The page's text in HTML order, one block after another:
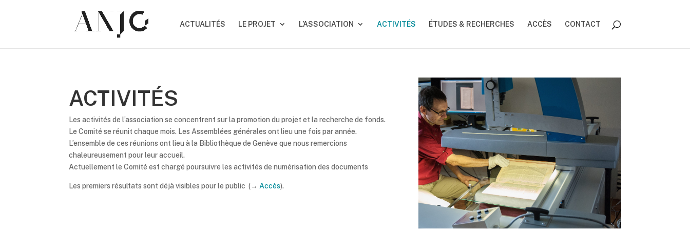
ACTUALITÉS LE PROJET L’ASSOCIATION ACTIVITÉS ÉTUDES & RECHERCHES ACCÈS CONTACT
ACTIVITÉS
Les activités de l’association se concentrent sur la promotion du projet et la recherche de fonds.
Le Comité se réunit chaque mois. Les Assemblées générales ont lieu une fois par année.
L’ensemble de ces réunions ont lieu à la Bibliothèque de Genève que nous remercions
chaleureusement pour leur accueil.
Actuellement le Comité est chargé poursuivre les activités de numérisation des documents
Les premiers résultats sont déjà visibles pour le public (→Accès).